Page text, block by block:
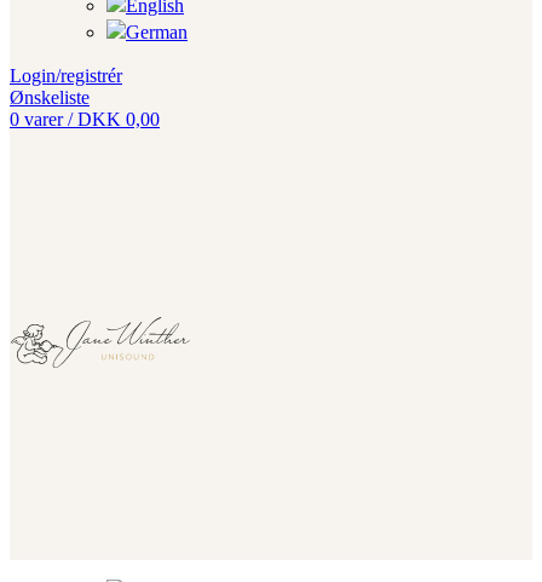
Login/registrér
Ønskeliste
0 varer / DKK 0,00